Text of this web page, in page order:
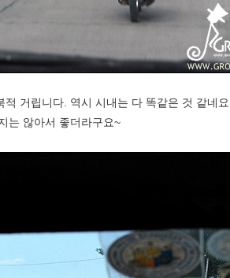
거립니다. 역시 시내는 다 똑같은 것 같네요..
는 않아서 좋더라구요~